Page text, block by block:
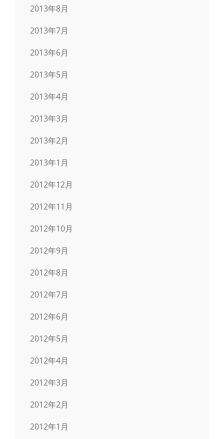
2013年8月
2013年7月
2013年6月
2013年5月
2013年4月
2013年3月
2013年2月
2013年1月
2012年12月
2012年11月
2012年10月
2012年9月
2012年8月
2012年7月
2012年6月
2012年5月
2012年4月
2012年3月
2012年2月
2012年1月